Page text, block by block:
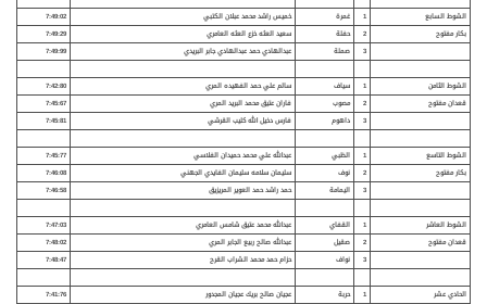
الشوط السابع 1 غمرة خميس راشد محمد عبلان الكتبي
7:49:02
بكار مفتوح
2 حفلة سعيد العثه خزع العثه العامري
7:49:29
3
صملة عبدالهادي حمد عبدالهادي جابر البريدي 7:49:99
الشوط الثامن 1 سياف سالم علي حمد الفهيده المري
7:42:80
قعدان مفتوح
2 مصوب فاران عتيق محمد البريد المري
7:45:67
3
داهوم فارس دخيل الله كليب القرشي 7:45:81
الشوط التاسع 1 الظبي عبدالله علي محمد حميدان الفلاسي
7:45:77
بكار مفتوح
2 نوف سليمان سلامه سليمان الفايدي الجهني
7:46:08
3
اليمامة حمد راشد حمد العوير المريزيق 7:46:58
الشوط العاشر 1 القفاي عبدالله محمد عتيق شامس العامري
7:47:03
قعدان مفتوح
2 صقيل عبدالله صالح ربيع الجابر المري
7:48:02
3
نواف حزام حمد محمد الشراب القرح 7:48:47
الحادي عشر 1 حربة عجيان صالح بريك عجيان المجدور
7:41:76